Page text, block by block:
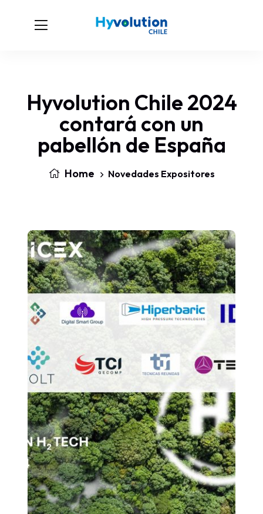
Hyvolution Chile 2024
contará con un
pabellón de España
Home Novedades Expositores